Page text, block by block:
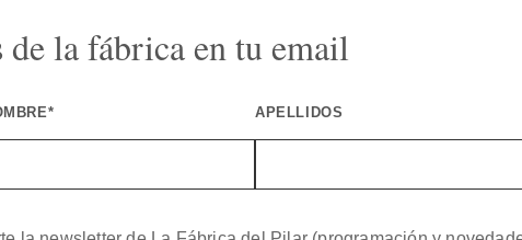
de la fábrica en tu email
APELLIDOS